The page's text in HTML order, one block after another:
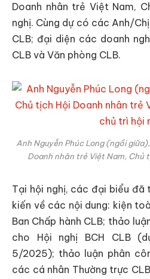
Doanh nhân trẻ Việt Nam,
nghị. Cùng dự có các Anh/
CLB; đại diện các doanh
CLB và Văn phòng CLB.
Anh Nguyễn Phúc Long (ngồi
Doanh nhân trẻ Việt Nam, Chủ
Tại hội nghị, các đại biểu đã
kiến về các nội dung: kiện
Ban Chấp hành CLB; thảo
cho Hội nghị BCH CLB
5/2025); thảo luận phân
các cá nhân Thường trực